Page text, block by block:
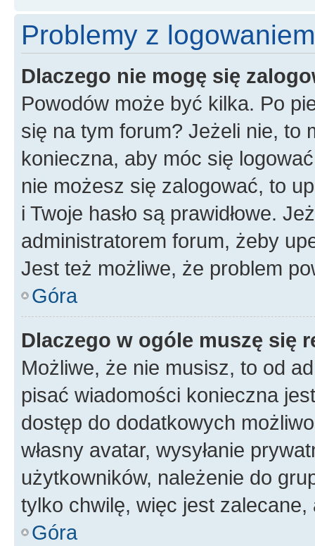
Problemy z
Dlaczego nie mogę się
Powodów może być kilka. Po
się na tym forum? Jeżeli nie, to
konieczna, aby móc się
nie możesz się zalogować, to
i Twoje hasło są prawidłowe.
administratorem forum, żeby
Jest też możliwe, że problem
Góra
Dlaczego w ogóle muszę się
Możliwe, że nie musisz, to od
pisać wiadomości konieczna
dostęp do dodatkowych
własny avatar, wysyłanie
użytkowników, należenie do
tylko chwilę, więc jest zalecane,
Góra